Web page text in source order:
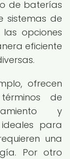
de baterías
sistemas de
opciones
eficiente
ofrecen
de
y
para
una
Por otro